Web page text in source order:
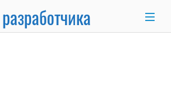
→PerspectiveCamera